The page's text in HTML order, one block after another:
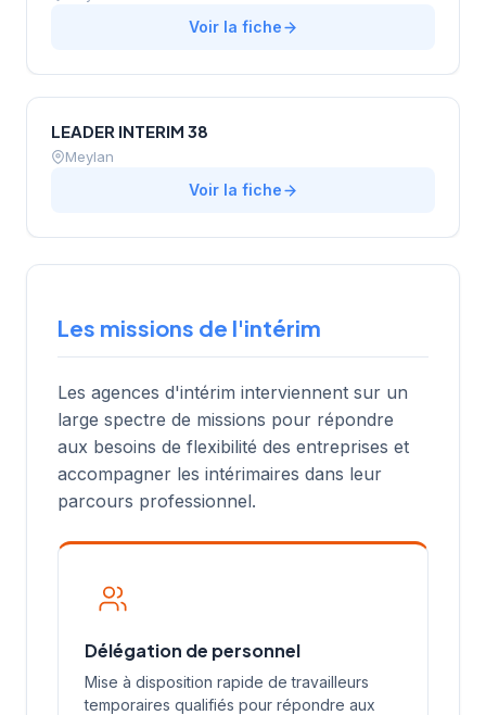
Voir la fiche
LEADER INTERIM 38
Meylan
Voir la fiche
Les missions de l'intérim
Les agences d'intérim interviennent sur un
large spectre de missions pour répondre
aux besoins de flexibilité des entreprises et
accompagner les intérimaires dans leur
parcours professionnel.
Délégation de personnel
Mise à disposition rapide de travailleurs
temporaires qualifiés pour répondre aux